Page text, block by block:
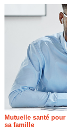
Mutuelle santé
sa famille